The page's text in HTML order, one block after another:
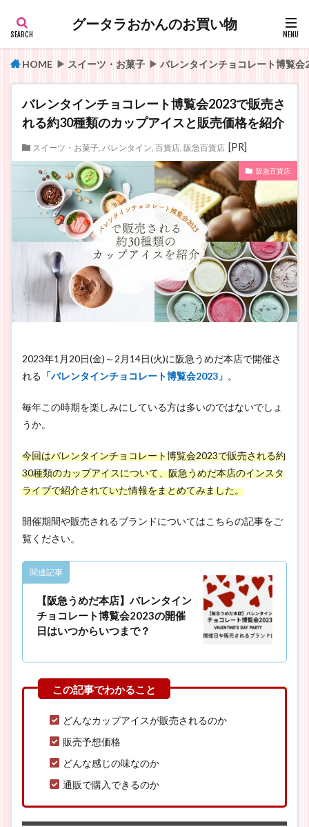
グータラおかんのお買い物
HOME スイーツ・お菓子 バレンタインチョコレート博覧
バレンタインチョコレート博覧会2023で販売さ
れる約30種類のカップアイスと販売価格を紹介
スイーツ・お菓子, バレンタイン, 百貨店, 阪急百貨店
阪急百貨店
2023年1月20日(金)～2月14日(火)に阪急うめだ本店で開催さ
れる 「バレンタインチョコレート博覧会2023」 。
毎年この時期を楽しみにしている方は多いのではないでしょ
うか。
今回はバレンタインチョコレート博覧会2023で販売される約
30種類のカップアイスについて、阪急うめだ本店のインスタ
ライブで紹介されていた情報をまとめてみました。
開催期間や販売されるブランドについてはこちらの記事をご
覧ください。
関連記事
【阪急うめだ本店】バレンタイン
チョコレート博覧会2023の開催
日はいつからいつまで？
どんなカップアイスが販売されるのか
販売予想価格
どんな感じの味なのか
通販で購入できるのか